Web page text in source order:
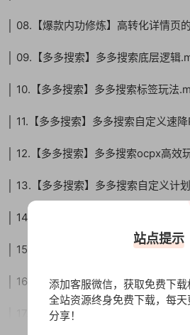
│ 08.【爆款内功修炼】高转化详情页
│ 09.【多多搜索】多多搜索底层逻辑
│ 10.【多多搜索】多多搜索标签玩法
│ 11.【多多搜索】多多搜索自定义速
│ 12.【多多搜索】多多搜索ocpx高效
│ 13.【多多搜索】多多搜索自定义计
│ 14.【多多场景】多多场景底层逻辑
│ 15.【多多场景】多多场景高投产玩法
│ 16.【多多场景】多多场景多计划群
│ 17.【多多场景】多多场景爆款大流量
站点提示
添加客服微信，获取免费下载
全站资源终身免费下载，每
分享！